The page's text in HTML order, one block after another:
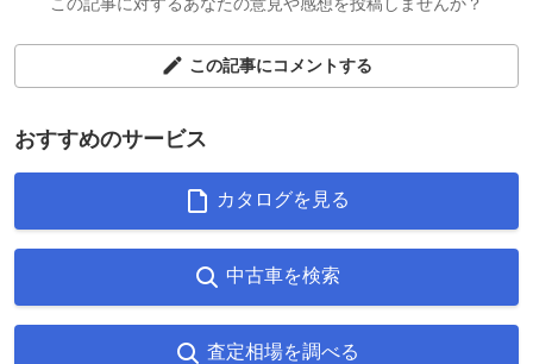
この記事にコメントする
おすすめのサービス
カタログを見る
中古車を検索
査定相場を調べる